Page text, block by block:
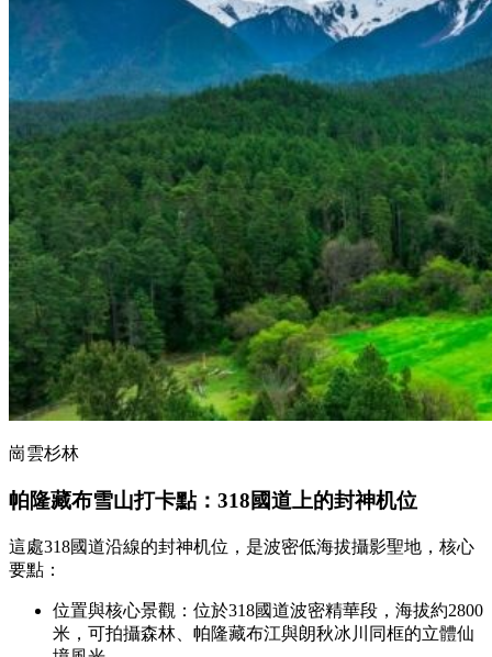
崗雲杉林
帕隆藏布雪山打卡點：318國道上的封神机位
這處318國道沿線的封神机位，是波密低海拔攝影聖地，核心
要點：
位置與核心景觀：位於318國道波密精華段，海拔約2800
米，可拍攝森林、帕隆藏布江與朗秋冰川同框的立體仙